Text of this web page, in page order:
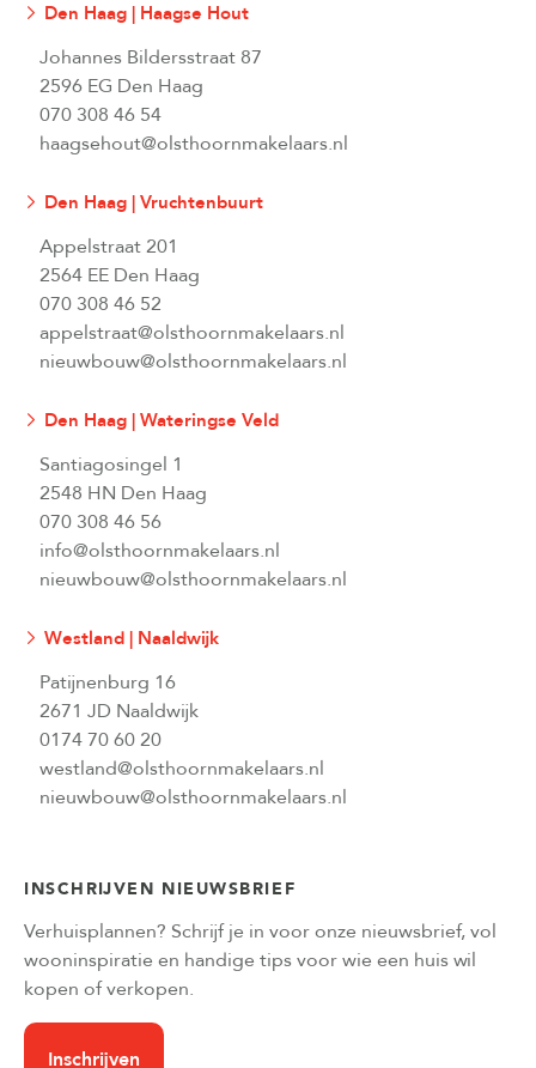
Den Haag | Haagse Hout
Johannes Bildersstraat 87
2596 EG Den Haag
070 308 46 54
haagsehout@olsthoornmakelaars.nl
Den Haag | Vruchtenbuurt
Appelstraat 201
2564 EE Den Haag
070 308 46 52
appelstraat@olsthoornmakelaars.nl
nieuwbouw@olsthoornmakelaars.nl
Den Haag | Wateringse Veld
Santiagosingel 1
2548 HN Den Haag
070 308 46 56
info@olsthoornmakelaars.nl
nieuwbouw@olsthoornmakelaars.nl
Westland | Naaldwijk
Patijnenburg 16
2671 JD Naaldwijk
0174 70 60 20
westland@olsthoornmakelaars.nl
nieuwbouw@olsthoornmakelaars.nl
INSCHRIJVEN NIEUWSBRIEF
Verhuisplannen? Schrijf je in voor onze nieuwsbrief, vol
wooninspiratie en handige tips voor wie een huis wil
kopen of verkopen.
Inschrijven